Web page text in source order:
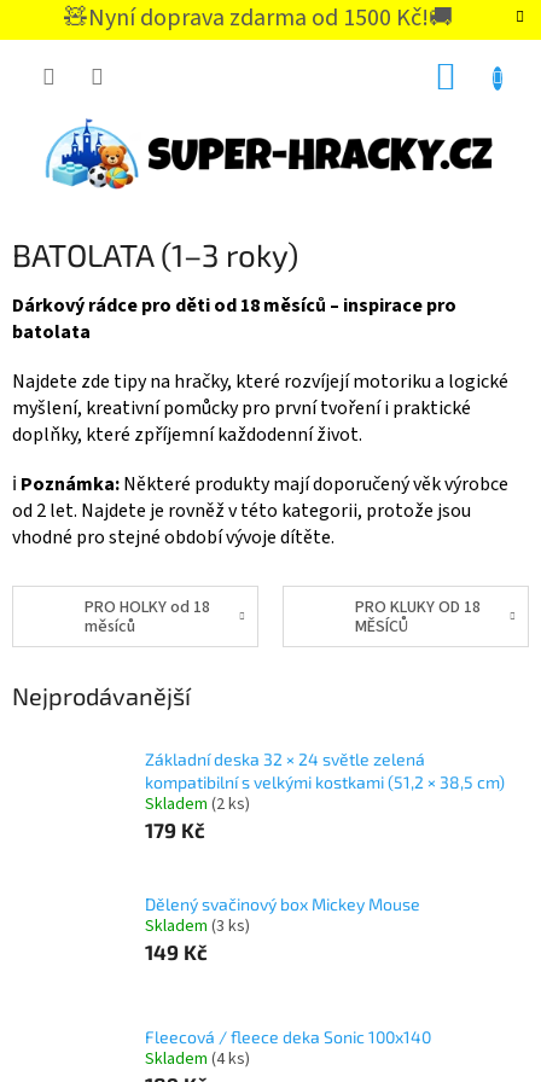
🧸Nyní doprava zdarma od 1500 Kč!🚚
CZK
BATOLATA (1–3 roky)
Dárkový rádce pro děti od 18 měsíců – inspirace pro
batolata
Najdete zde tipy na hračky, které rozvíjejí motoriku a logické
myšlení, kreativní pomůcky pro první tvoření i praktické
doplňky, které zpříjemní každodenní život.
ℹ️ Poznámka:Některé produkty mají doporučený věk výrobce
od 2 let. Najdete je rovněž v této kategorii, protože jsou
vhodné pro stejné období vývoje dítěte.
PRO HOLKY od 18
měsíců
PRO KLUKY OD 18
MĚSÍCŮ
Nejprodávanější
Základní deska 32 × 24 světle zelená
kompatibilní s velkými kostkami (51,2 × 38,5 cm)
Skladem (2 ks)
179 Kč
Dělený svačinový box Mickey Mouse
Skladem (3 ks)
149 Kč
Fleecová / fleece deka Sonic 100x140
Skladem (4 ks)